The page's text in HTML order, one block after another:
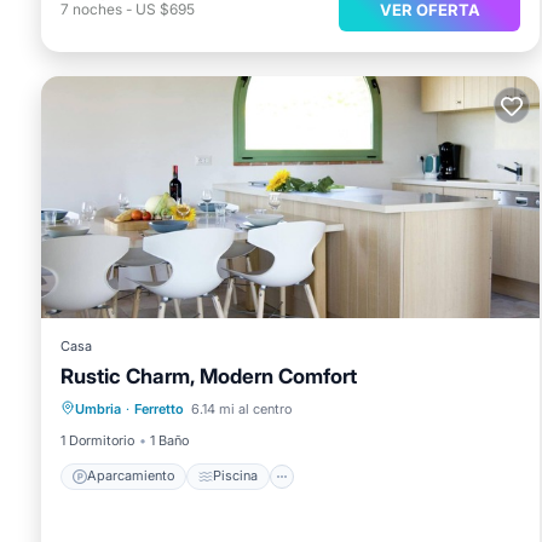
7 noches - US $695 VER OFERTA
Casa
Rustic Charm, Modern Comfort
Umbria · Ferretto 6.14 mi al centro
1 Dormitorio
1 Baño
Aparcamiento Piscina
Aparcamiento
Piscina
Balcón/Terraza
Aire acondicionado